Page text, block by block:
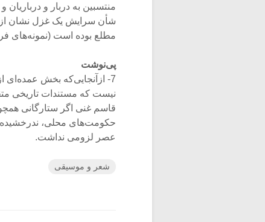
منتسبین به دربار و
شأن سرایش یک غزل نشان از
مطلع بوده است (نمونه‌های فراوان در غنی،
پی‌نوشت
7- ازآنجایی‌که بخش
نیست که مستندات تاریخی
قاسم غنی اگر ستارگانی
حکومت‌های محلی، ندرخشیده
عصر لزومی نداشت.
شعر و موسیقی